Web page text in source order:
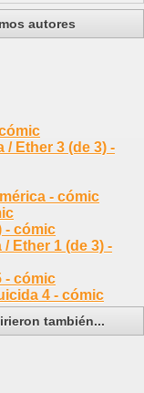
autores
/ Ether 3 (de 3) -
- cómic
- cómic
Ether 1 (de 3) -
- cómic
4 - cómic
también...